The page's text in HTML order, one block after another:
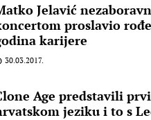
Jelavić
proslavio
karijere
30.03.2017.
Age predstavili
jeziku i to s